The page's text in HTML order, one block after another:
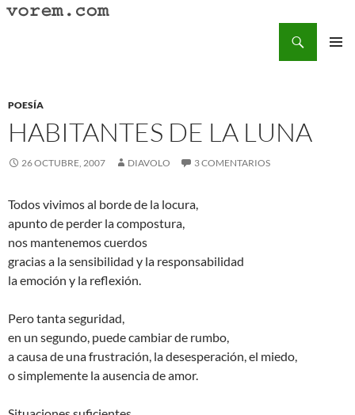
Saltar
POESÍA
HABITANTES DE LA LUNA
26 OCTUBRE, 2007 DIAVOLO 3 COMENTARIOS
Todos vivimos al borde de la locura,
apunto de perder la compostura,
nos mantenemos cuerdos
gracias a la sensibilidad y la responsabilidad
la emoción y la reflexión.
Pero tanta seguridad,
en un segundo, puede cambiar de rumbo,
a causa de una frustración, la desesperación, el miedo,
o simplemente la ausencia de amor.